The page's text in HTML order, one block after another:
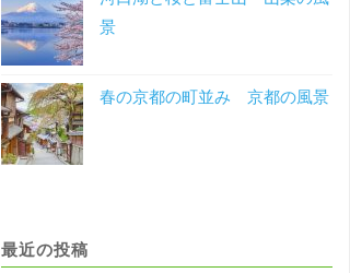
景
春の京都の町並み 京都の風景
最近の投稿